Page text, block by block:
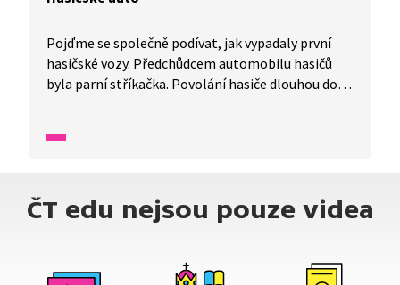
Pojďme se společně podívat, jak vypadaly první
hasičské vozy. Předchůdcem automobilu hasičů
byla parní stříkačka. Povolání hasiče dlouhou dobu
ve 20. století se objevily požární automobily
ČT edu nejsou pouze videa